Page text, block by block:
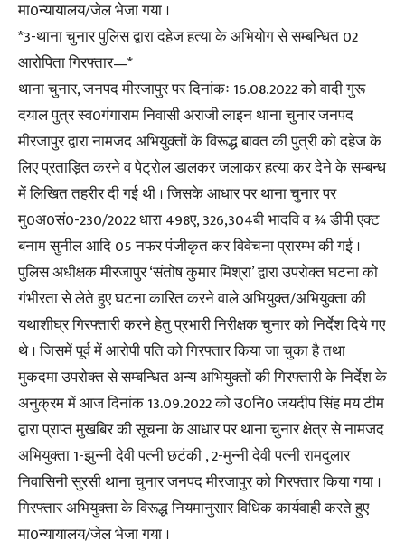
मा0न्यायालय/जेल भेजा गया ।
*3-थाना चुनार पुलिस द्वारा दहेज हत्या के अभियोग से सम्बन्धित 02
आरोपिता गिरफ्तार—*
थाना चुनार, जनपद मीरजापुर पर दिनांकः 16.08.2022 को वादी गुरू
दयाल पुत्र स्व0गंगाराम निवासी अराजी लाइन थाना चुनार जनपद
मीरजापुर द्वारा नामजद अभियुक्तों के विरूद्ध बावत की पुत्री को दहेज के
लिए प्रताड़ित करने व पेट्रोल डालकर जलाकर हत्या कर देने के सम्बन्ध
में लिखित तहरीर दी गई थी । जिसके आधार पर थाना चुनार पर
मु0अ0सं0-230/2022 धारा 498ए, 326,304बी भादवि व ¾ डीपी एक्ट
बनाम सुनील आदि 05 नफर पंजीकृत कर विवेचना प्रारम्भ की गई ।
पुलिस अधीक्षक मीरजापुर ‘संतोष कुमार मिश्रा’ द्वारा उपरोक्त घटना को
गंभीरता से लेते हुए घटना कारित करने वाले अभियुक्त/अभियुक्ता की
यथाशीघ्र गिरफ्तारी करने हेतु प्रभारी निरीक्षक चुनार को निर्देश दिये गए
थे । जिसमें पूर्व में आरोपी पति को गिरफ्तार किया जा चुका है तथा
मुकदमा उपरोक्त से सम्बन्धित अन्य अभियुक्तों की गिरफ्तारी के निर्देश के
अनुक्रम में आज दिनांक 13.09.2022 को उ0नि0 जयदीप सिंह मय टीम
द्वारा प्राप्त मुखबिर की सूचना के आधार पर थाना चुनार क्षेत्र से नामजद
अभियुक्ता 1-झुन्नी देवी पत्नी छटंकी , 2-मुन्नी देवी पत्नी रामदुलार
निवासिनी सुरसी थाना चुनार जनपद मीरजापुर को गिरफ्तार किया गया ।
गिरफ्तार अभियुक्ता के विरूद्ध नियमानुसार विधिक कार्यवाही करते हुए
मा0न्यायालय/जेल भेजा गया ।